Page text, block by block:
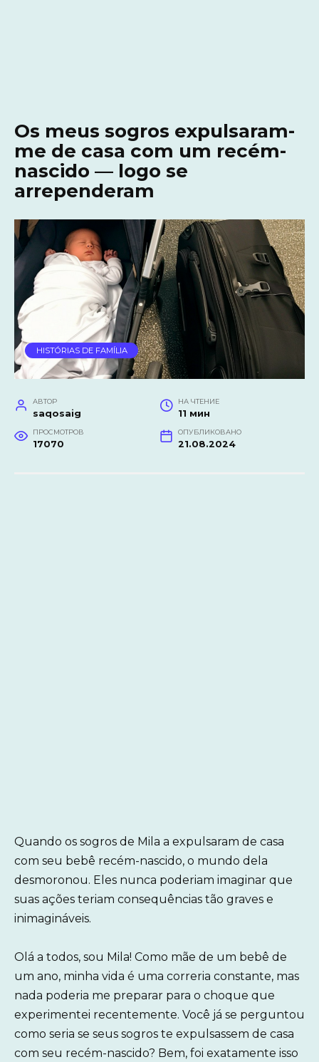
Os meus sogros expulsaram-
me de casa com um recém-
nascido — logo se
arrependeram
HISTÓRIAS DE FAMÍLIA
АВТОР
saqosaig
НА ЧТЕНИЕ
11 мин
ПРОСМОТРОВ
17070
ОПУБЛИКОВАНО
21.08.2024
Quando os sogros de Mila a expulsaram de casa
com seu bebê recém-nascido, o mundo dela
desmoronou. Eles nunca poderiam imaginar que
suas ações teriam consequências tão graves e
inimagináveis.
Olá a todos, sou Mila! Como mãe de um bebê de
um ano, minha vida é uma correria constante, mas
nada poderia me preparar para o choque que
experimentei recentemente. Você já se perguntou
como seria se seus sogros te expulsassem de casa
com seu recém-nascido? Bem, foi exatamente isso